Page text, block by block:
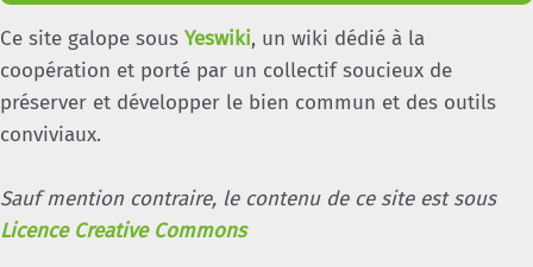
Ce site galope sous Yeswiki, un wiki dédié à la
coopération et porté par un collectif soucieux de
préserver et développer le bien commun et des outils
conviviaux.
Sauf mention contraire, le contenu de ce site est sous
Licence Creative Commons